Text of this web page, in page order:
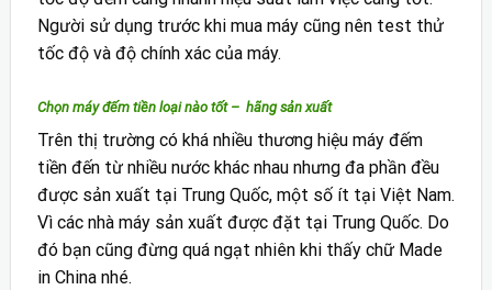
Người sử dụng trước khi mua máy cũng nên test thử
tốc độ và độ chính xác của máy.
Chọn máy đếm tiền loại nào tốt – hãng sản xuất
Trên thị trường có khá nhiều thương hiệu máy đếm
tiền đến từ nhiều nước khác nhau nhưng đa phần đều
được sản xuất tại Trung Quốc, một số ít tại Việt Nam.
Vì các nhà máy sản xuất được đặt tại Trung Quốc. Do
đó bạn cũng đừng quá ngạt nhiên khi thấy chữ Made
in China nhé.